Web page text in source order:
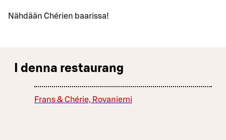
Nähdään Chérien baarissa!
I denna restaurang
Frans & Chérie, Rovaniemi